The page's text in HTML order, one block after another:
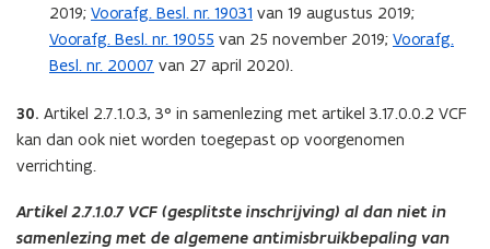
2019; Voorafg. Besl. nr. 19031 van 19 augustus 2019;
Voorafg. Besl. nr. 19055 van 25 november 2019; Voorafg.
Besl. nr. 20007 van 27 april 2020).
30. Artikel 2.7.1.0.3, 3° in samenlezing met artikel 3.17.0.0.2 VCF
kan dan ook niet worden toegepast op voorgenomen
verrichting.
Artikel 2.7.1.0.7 VCF (gesplitste inschrijving) al dan niet in
samenlezing met de algemene antimisbruikbepaling van